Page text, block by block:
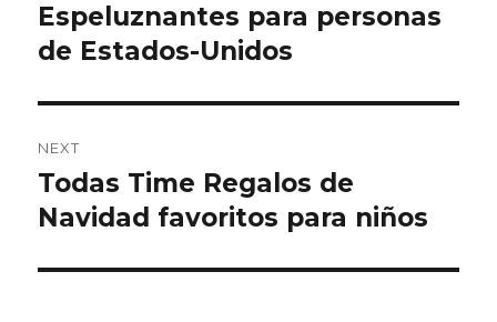
post:
Espeluznantes para personas
de Estados-Unidos
NEXT
Next
post:
Todas Time Regalos de
Navidad favoritos para niños